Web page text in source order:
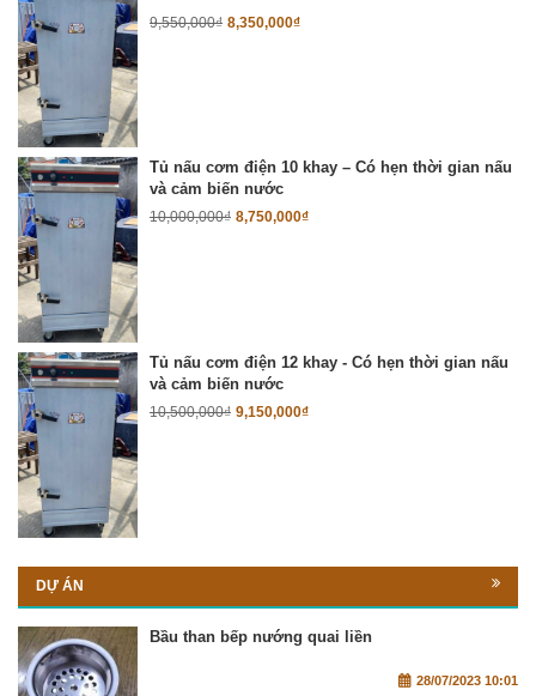
9,550,000₫ 8,350,000₫
Tủ nấu cơm điện 10 khay – Có hẹn thời gian nấu
và cảm biến nước
10,000,000₫ 8,750,000₫
Tủ nấu cơm điện 12 khay - Có hẹn thời gian nấu
và cảm biến nước
10,500,000₫ 9,150,000₫
DỰ ÁN
Bầu than bếp nướng quai liền
28/07/2023 10:01